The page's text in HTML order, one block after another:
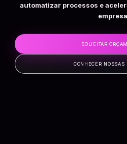
automatizar processos e
SOLICITAR
CONHECER NOSSAS